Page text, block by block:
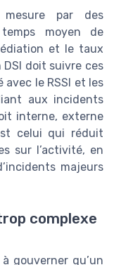
par des
moyen de
et le taux
DSI doit suivre ces
avec le RSSI et les
aux incidents
interne, externe
celui qui réduit
sur l’activité, en
majeurs
complexe
gouverner qu’un